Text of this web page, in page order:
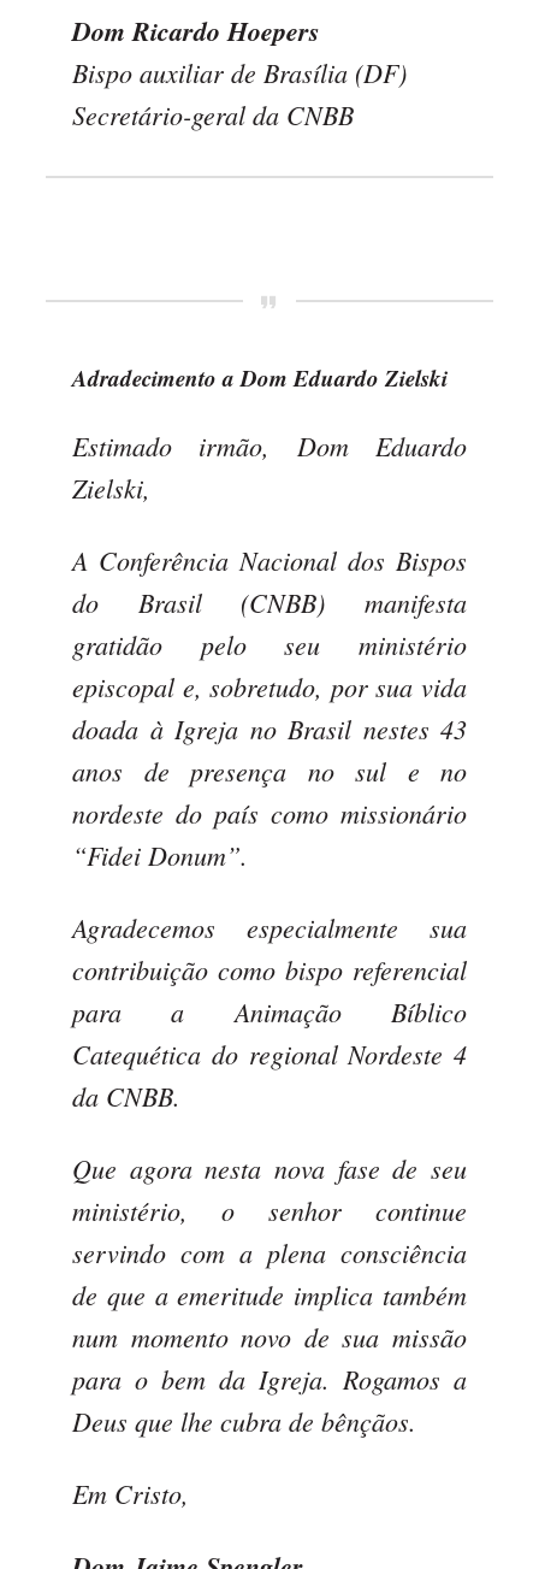
Dom Ricardo Hoepers
Bispo auxiliar de Brasília (DF)
Secretário-geral da CNBB
Adradecimento a Dom Eduardo Zielski
Estimado irmão, Dom Eduardo
Zielski,
A Conferência Nacional dos Bispos
do Brasil (CNBB) manifesta
gratidão pelo seu ministério
episcopal e, sobretudo, por sua vida
doada à Igreja no Brasil nestes 43
anos de presença no sul e no
nordeste do país como missionário
“Fidei Donum”.
Agradecemos especialmente sua
contribuição como bispo referencial
para a Animação Bíblico
Catequética do regional Nordeste 4
da CNBB.
Que agora nesta nova fase de seu
ministério, o senhor continue
servindo com a plena consciência
de que a emeritude implica também
num momento novo de sua missão
para o bem da Igreja. Rogamos a
Deus que lhe cubra de bênçãos.
Em Cristo,